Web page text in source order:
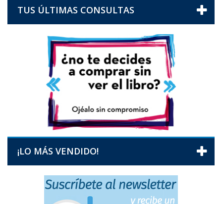
TUS ÚLTIMAS CONSULTAS
¡LO MÁS VENDIDO!